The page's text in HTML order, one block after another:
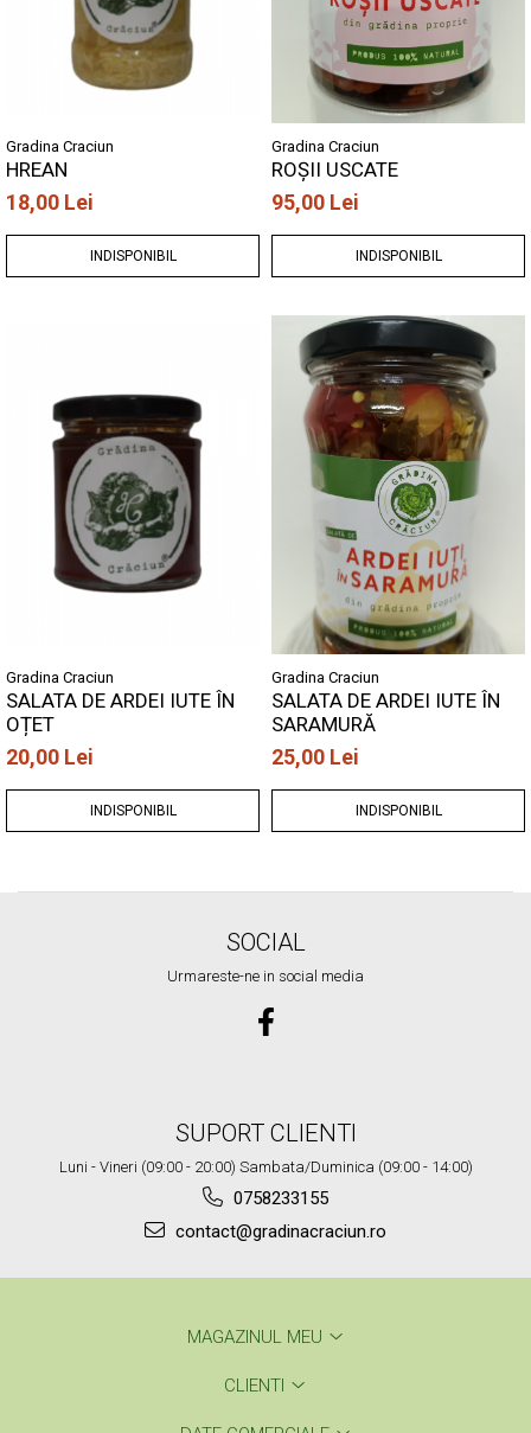
Gradina Craciun
HREAN
18,00 Lei
INDISPONIBIL
Gradina Craciun
ROȘII USCATE
95,00 Lei
INDISPONIBIL
Gradina Craciun
SALATA DE ARDEI IUTE ÎN
OȚET
20,00 Lei
INDISPONIBIL
Gradina Craciun
SALATA DE ARDEI IUTE ÎN
SARAMURĂ
25,00 Lei
INDISPONIBIL
SOCIAL
Urmareste-ne in social media
SUPORT CLIENTI
Luni - Vineri (09:00 - 20:00) Sambata/Duminica (09:00 - 14:00)
0758233155
contact@gradinacraciun.ro
MAGAZINUL MEU
CLIENTI